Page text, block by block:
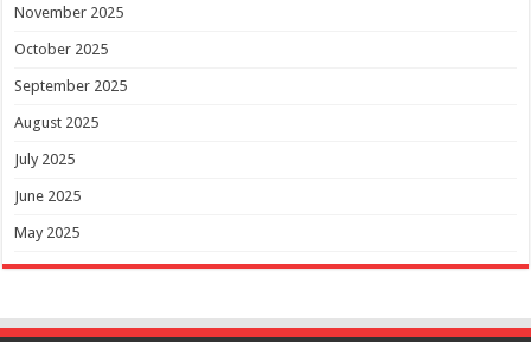
November 2025
October 2025
September 2025
August 2025
July 2025
June 2025
May 2025